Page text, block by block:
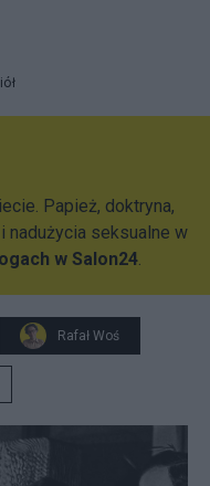
Papież, doktryna,
nadużycia seksualne w
w Salon24.
Rafał Woś